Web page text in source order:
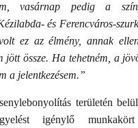
vasárnap pedig a
és Ferencváros-
ez az élmény, annak
jött össze. Ha tehetném, a
a jelentkezésem.”
területén
igénylő